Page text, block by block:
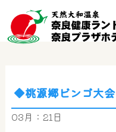
◆桃源郷ビンゴ大会
03月：21日